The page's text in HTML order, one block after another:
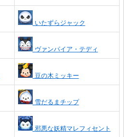
いたずらジャック
ヴァンパイア・テディ
豆の木ミッキー
雪だるまチップ
邪悪な妖精マレフィセント